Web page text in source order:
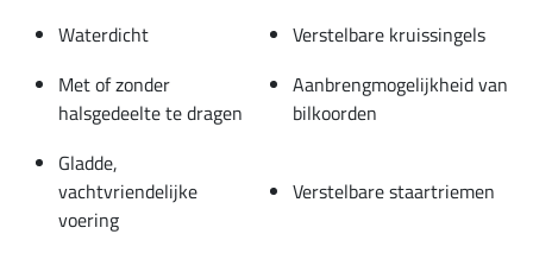
Waterdicht
Verstelbare kruissingels
Met of zonder
halsgedeelte te dragen
Aanbrengmogelijkheid van
bilkoorden
Gladde,
vachtvriendelijke
voering
Verstelbare staartriemen